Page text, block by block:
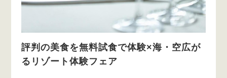
評判の美食を無料試食で体験×海・空広が
るリゾート体験フェア